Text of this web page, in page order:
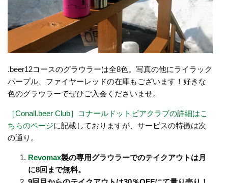
.beer12コースのグラウラーは全8色。写真の他にライラック
パープル、ファイヤーレッドの在庫もございます！好きな
色のグラウラーでぜひご入会くださいませ。
［Conall.beer Club］コナールドットビアクラブの詳細はこ
ちらのページに記載しておりますが、サービスの特徴は次
の通り。
Revomax製の専用グラウラーでのテイクアウトは月
に8回まで無料。